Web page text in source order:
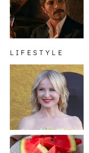
LIFESTYLE